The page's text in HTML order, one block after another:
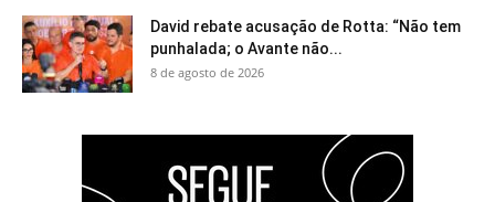
David rebate acusação de Rotta: “Não tem
punhalada; o Avante não...
8 de agosto de 2026